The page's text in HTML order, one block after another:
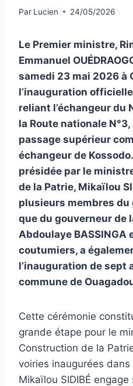
Par Lucien 24/05/2026
Le Premier ministre,
Emmanuel
samedi 23 mai 2026 à
l’inauguration
reliant l’échangeur du
la Route nationale N°3,
passage supérieur
échangeur de
présidée par le
de la Patrie, Mikaïlou
plusieurs membres
que du gouverneur de
Abdoulaye BASSINGA
coutumiers, a
l’inauguration de sept
commune de
Cette cérémonie
grande étape pour le
Construction de la
voiries inaugurées
Mikaïlou SIDIBÉ